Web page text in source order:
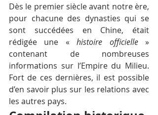
Dès le premier siècle avant notre ère,
pour chacune des dynasties qui se
sont succédées en Chine, était
rédigée une « histoire officielle »
contenant de nombreuses
informations sur l’Empire du Milieu.
Fort de ces dernières, il est possible
d’en savoir plus sur les relations avec
les autres pays.